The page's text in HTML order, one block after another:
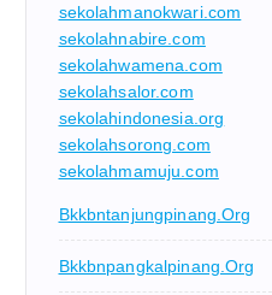
sekolahmanokwari.com
sekolahnabire.com
sekolahwamena.com
sekolahsalor.com
sekolahindonesia.org
sekolahsorong.com
sekolahmamuju.com
Bkkbntanjungpinang.org
Bkkbnpangkalpinang.org